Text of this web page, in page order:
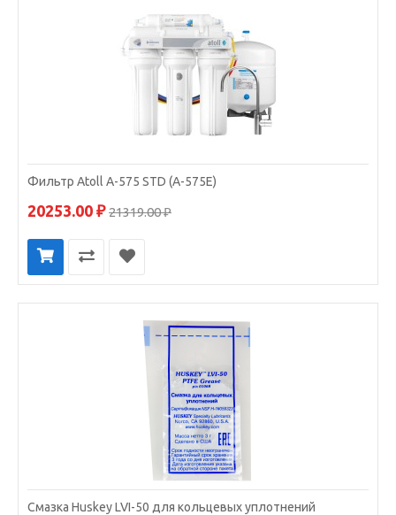
Фильтр Atoll A-575 STD (A-575E)
20253.00 ₽ 21319.00 ₽
Смазка Huskey LVI-50 для кольцевых уплотнений